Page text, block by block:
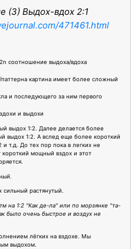
(3) Выдох-вдох 2:1
471461.html
соотношение выдоха/вдоха
картина имеет более сложный
и последующего за ним первого
и выдохи
выдох 1:2. Далее делается более
выдох 1:2. А вслед еще более короткий
т.д. До тех пор пока в легких не
короткий мощный вздох и этот
растянутый.
на 1:2 "Как де-ла" или по морзянке "та-
было очень быстрое и воздух не
лёгких на вздохе. Мы
выдохом.